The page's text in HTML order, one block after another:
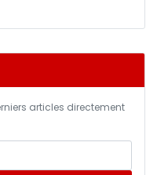
articles directement